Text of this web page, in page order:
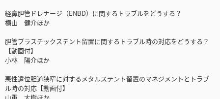
経鼻胆管ドレナージ（ENBD）に関するトラブルをどうする？
横山 健介ほか
胆管プラスチックステント留置に関するトラブル時の対応をどうする？
【動画付】
小林 陽介ほか
悪性遠位胆道狭窄に対するメタルステント留置のマネジメントとトラブ
ル時の対応【動画付】